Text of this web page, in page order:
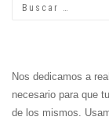
entradas
Nos dedicamos a
necesario para que
de los mismos.